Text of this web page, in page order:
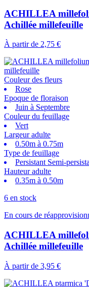
ACHILLEA
Achillée millefeuille
À partir de 2,75 €
Couleur des fleurs
Rose
Epoque de floraison
Juin à Septembre
Couleur du feuillage
Vert
Largeur adulte
0.50m à 0.75m
Type de feuillage
Persistant Semi-
Hauteur adulte
0.35m à 0.50m
6 en stock
En cours de
ACHILLEA
Achillée millefeuille
À partir de 3,95 €